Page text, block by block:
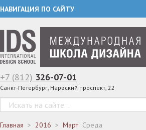
НАВИГАЦИЯ ПО САЙТУ
+7 (812) 326-07-01
Санкт-Петербург, Нарвский проспект, 22
Главная 2016 Март Среда